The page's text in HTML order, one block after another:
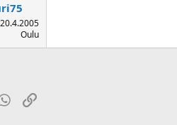
20.4.2005
Oulu
WhatsApp
Linkki